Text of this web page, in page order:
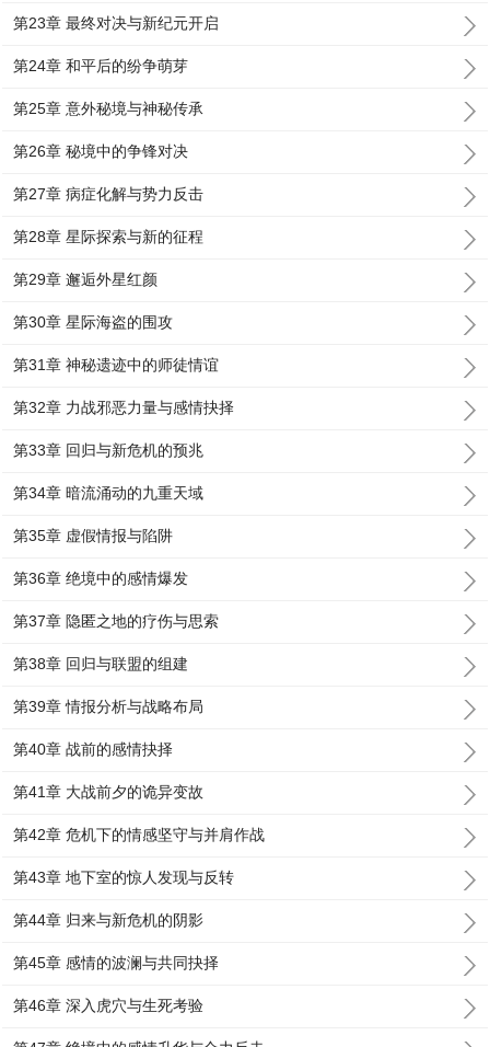
第23章 最终对决与新纪元开启
第24章 和平后的纷争萌芽
第25章 意外秘境与神秘传承
第26章 秘境中的争锋对决
第27章 病症化解与势力反击
第28章 星际探索与新的征程
第29章 邂逅外星红颜
第30章 星际海盗的围攻
第31章 神秘遗迹中的师徒情谊
第32章 力战邪恶力量与感情抉择
第33章 回归与新危机的预兆
第34章 暗流涌动的九重天域
第35章 虚假情报与陷阱
第36章 绝境中的感情爆发
第37章 隐匿之地的疗伤与思索
第38章 回归与联盟的组建
第39章 情报分析与战略布局
第40章 战前的感情抉择
第41章 大战前夕的诡异变故
第42章 危机下的情感坚守与并肩作战
第43章 地下室的惊人发现与反转
第44章 归来与新危机的阴影
第45章 感情的波澜与共同抉择
第46章 深入虎穴与生死考验